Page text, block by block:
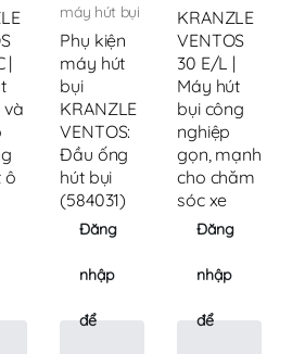
|
và
ô
máy hút bụi
Phụ kiện
máy hút
bụi
KRANZLE
VENTOS:
Đầu ống
hút bụi
(584031)
Đăng
nhập
để
KRANZLE
VENTOS
30 E/L |
Máy hút
bụi công
nghiệp
gọn, mạnh
cho chăm
sóc xe
Đăng
nhập
để